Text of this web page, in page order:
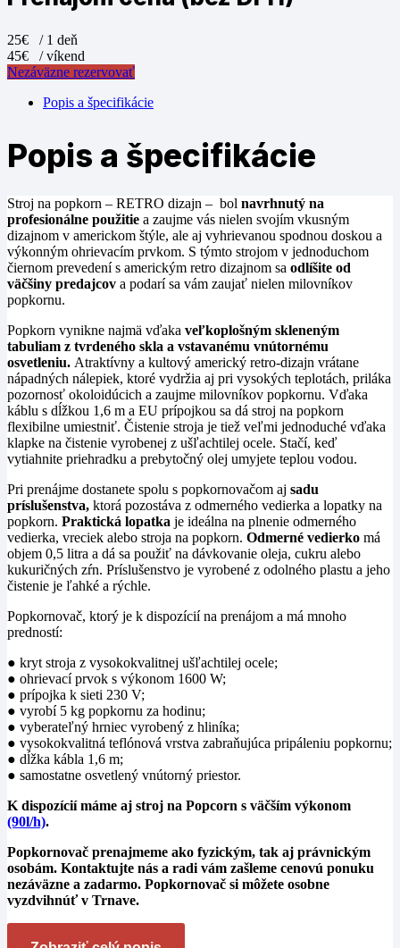
25€ / 1 deň
45€ / víkend
Nezáväzne rezervovať
Popis a špecifikácie
Popis a špecifikácie
Stroj na popkorn – RETRO dizajn – bol navrhnutý na
profesionálne použitie a zaujme vás nielen svojím vkusným
dizajnom v americkom štýle, ale aj vyhrievanou spodnou doskou a
výkonným ohrievacím prvkom. S týmto strojom v jednoduchom
čiernom prevedení s americkým retro dizajnom sa odlíšite od
väčšiny predajcov a podarí sa vám zaujať nielen milovníkov
popkornu.
Popkorn vynikne najmä vďaka veľkoplošným skleneným
tabuliam z tvrdeného skla a vstavanému vnútornému
osvetleniu. Atraktívny a kultový americký retro-dizajn vrátane
nápadných nálepiek, ktoré vydržia aj pri vysokých teplotách, priláka
pozornosť okoloidúcich a zaujme milovníkov popkornu. Vďaka
káblu s dĺžkou 1,6 m a EU prípojkou sa dá stroj na popkorn
flexibilne umiestniť. Čistenie stroja je tiež veľmi jednoduché vďaka
klapke na čistenie vyrobenej z ušľachtilej ocele. Stačí, keď
vytiahnite priehradku a prebytočný olej umyjete teplou vodou.
Pri prenájme dostanete spolu s popkornovačom aj sadu
príslušenstva, ktorá pozostáva z odmerného vedierka a lopatky na
popkorn. Praktická lopatka je ideálna na plnenie odmerného
vedierka, vreciek alebo stroja na popkorn. Odmerné vedierko má
objem 0,5 litra a dá sa použiť na dávkovanie oleja, cukru alebo
kukuričných zŕn. Príslušenstvo je vyrobené z odolného plastu a jeho
čistenie je ľahké a rýchle.
Popkornovač, ktorý je k dispozícií na prenájom a má mnoho
predností:
● kryt stroja z vysokokvalitnej ušľachtilej ocele;
● ohrievací prvok s výkonom 1600 W;
● prípojka k sieti 230 V;
● vyrobí 5 kg popkornu za hodinu;
● vyberateľný hrniec vyrobený z hliníka;
● vysokokvalitná teflónová vrstva zabraňujúca pripáleniu popkornu;
● dĺžka kábla 1,6 m;
● samostatne osvetlený vnútorný priestor.
K dispozícií máme aj stroj na Popcorn s väčším výkonom
(90l/h).
Popkornovač prenajmeme ako fyzickým, tak aj právnickým
osobám. Kontaktujte nás a radi vám zašleme cenovú ponuku
nezáväzne a zadarmo. Popkornovač si môžete osobne
vyzdvihnúť v Trnave.